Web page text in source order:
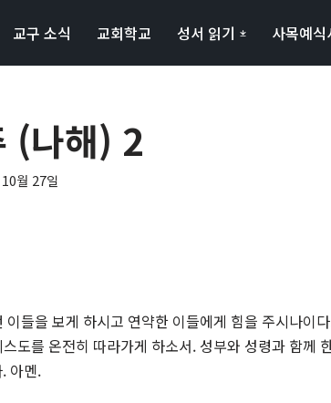
교구 소식 교회학교 성서 읽기 사목예식
(나해) 2
월 27일
이들을 보게 하시고 연약한 이들에게 힘을 주시나이
도를 온전히 따라가게 하소서. 성부와 성령과 함께
아멘.